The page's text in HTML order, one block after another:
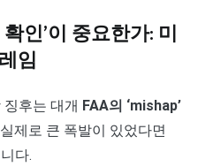
인’이 중요한가: 미
임
후는 대개 FAA의 ‘mishap’
제로 큰 폭발이 있었다면
다.